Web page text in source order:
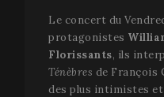
Le concert du
protagonistes
Florissants, ils
Ténèbres de François
des plus intimistes et